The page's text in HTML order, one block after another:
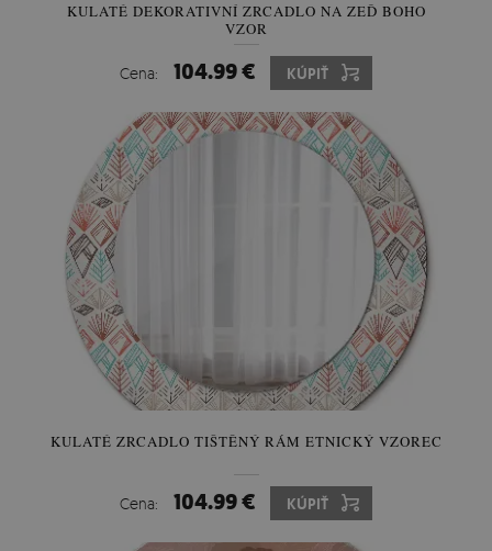
KULATÉ DEKORATIVNÍ ZRCADLO NA ZEĎ BOHO
VZOR
Cena: 104.99 € KÚPIŤ
KULATÉ ZRCADLO TIŠTĚNÝ RÁM ETNICKÝ VZOREC
Cena: 104.99 € KÚPIŤ